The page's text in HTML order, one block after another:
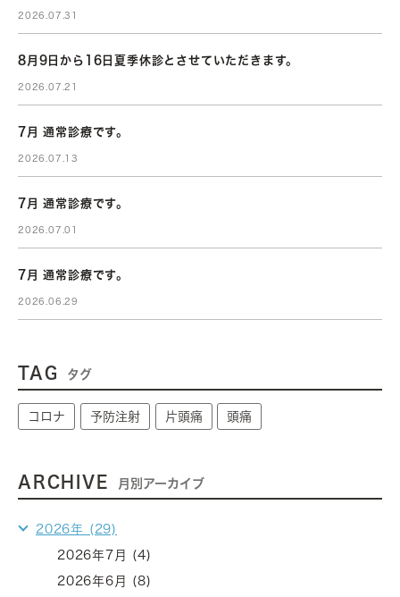
2026.07.31
8月9日から16日夏季休診とさせていただきます。
2026.07.21
7月 通常診療です。
2026.07.13
7月 通常診療です。
2026.07.01
7月 通常診療です。
2026.06.29
TAG タグ
コロナ 予防注射 片頭痛 頭痛
ARCHIVE 月別アーカイブ
2026年 (29)
2026年7月 (4)
2026年6月 (8)